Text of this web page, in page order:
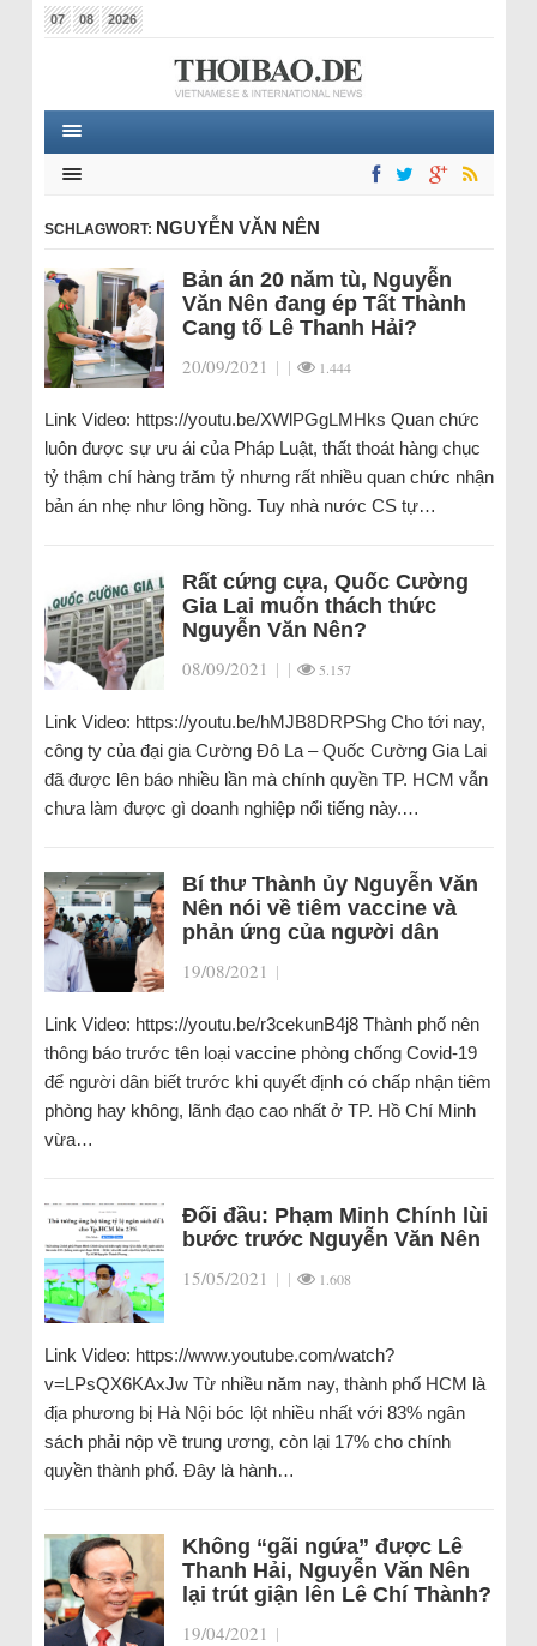
07 08 2026
SCHLAGWORT: NGUYỄN VĂN NÊN
Bản án 20 năm tù, Nguyễn
Văn Nên đang ép Tất Thành
Cang tố Lê Thanh Hải?
20/09/2021 | | 1.444
Link Video: https://youtu.be/XWlPGgLMHks Quan chức
luôn được sự ưu ái của Pháp Luật, thất thoát hàng chục
tỷ thậm chí hàng trăm tỷ nhưng rất nhiều quan chức nhận
bản án nhẹ như lông hồng. Tuy nhà nước CS tự…
Rất cứng cựa, Quốc Cường
Gia Lai muốn thách thức
Nguyễn Văn Nên?
08/09/2021 | | 5.157
Link Video: https://youtu.be/hMJB8DRPShg Cho tới nay,
công ty của đại gia Cường Đô La – Quốc Cường Gia Lai
đã được lên báo nhiều lần mà chính quyền TP. HCM vẫn
chưa làm được gì doanh nghiệp nổi tiếng này.…
Bí thư Thành ủy Nguyễn Văn
Nên nói về tiêm vaccine và
phản ứng của người dân
19/08/2021 |
Link Video: https://youtu.be/r3cekunB4j8 Thành phố nên
thông báo trước tên loại vaccine phòng chống Covid-19
để người dân biết trước khi quyết định có chấp nhận tiêm
phòng hay không, lãnh đạo cao nhất ở TP. Hồ Chí Minh
vừa…
Đối đầu: Phạm Minh Chính lùi
bước trước Nguyễn Văn Nên
15/05/2021 | | 1.608
Link Video: https://www.youtube.com/watch?
v=LPsQX6KAxJw Từ nhiều năm nay, thành phố HCM là
địa phương bị Hà Nội bóc lột nhiều nhất với 83% ngân
sách phải nộp về trung ương, còn lại 17% cho chính
quyền thành phố. Đây là hành…
Không “gãi ngứa” được Lê
Thanh Hải, Nguyễn Văn Nên
lại trút giận lên Lê Chí Thành?
19/04/2021 |